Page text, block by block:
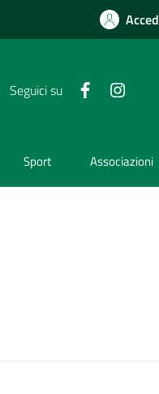
Seguici su Facebook
Sport Associazioni